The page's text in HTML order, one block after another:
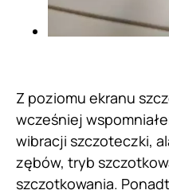
Z poziomu ekranu
wcześniej
wibracji szczoteczki,
zębów, tryb
szczotkowania.